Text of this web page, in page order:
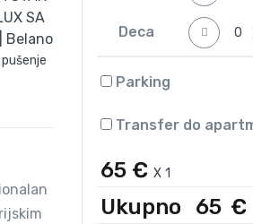
Deca
Parking
Transfer do
65 € X 1
Ukupno 65 €